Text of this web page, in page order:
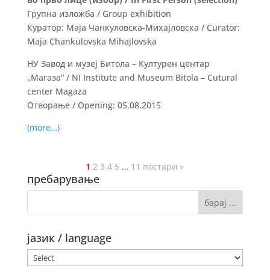
Групна изложба / Group exhibition
Куратор: Маја Чанкуловска-Михајловска / Curator:
Maja Chankulovska Mihajlovska
НУ Завод и музеј Битола – Културен центар
„Магаза“ / NI Institute and Museum Bitola – Cutural
center Magaza
Отворање / Opening: 05.08.2015
(more…)
1 2 3 4 5 … 11 постари »
пребарување
јазик / language